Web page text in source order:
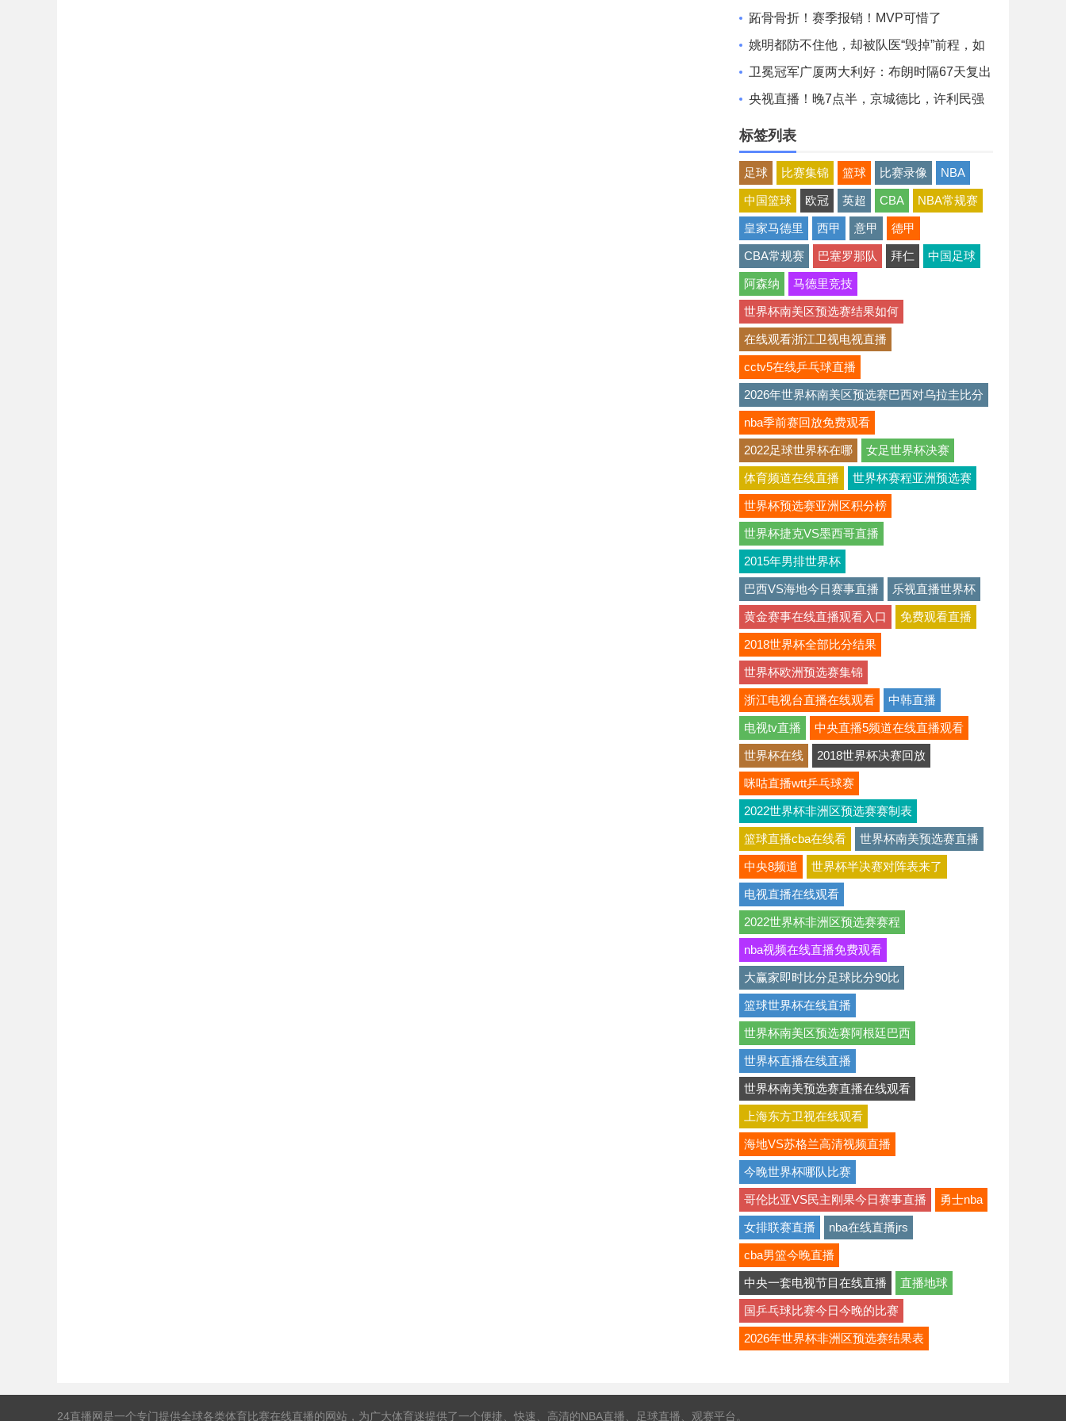
跖骨骨折！赛季报销！MVP可惜了
姚明都防不住他，却被队医“毁掉”前程，如
今46岁靠卖麻辣烫为生
卫冕冠军广厦两大利好：布朗时隔67天复出
接近签前NBA中锋马威
央视直播！晚7点半，京城德比，许利民强
调攻守，张庆鹏豪言亮剑
标签列表
足球 比赛集锦 篮球 比赛录像 NBA
中国篮球 欧冠 英超 CBA NBA常规赛
皇家马德里 西甲 意甲 德甲
CBA常规赛 巴塞罗那队 拜仁 中国足球
阿森纳 马德里竞技
世界杯南美区预选赛结果如何
在线观看浙江卫视电视直播
cctv5在线乒乓球直播
2026年世界杯南美区预选赛巴西对乌拉圭比分
nba季前赛回放免费观看
2022足球世界杯在哪 女足世界杯决赛
体育频道在线直播 世界杯赛程亚洲预选赛
世界杯预选赛亚洲区积分榜
世界杯捷克VS墨西哥直播
2015年男排世界杯
巴西VS海地今日赛事直播 乐视直播世界杯
黄金赛事在线直播观看入口 免费观看直播
2018世界杯全部比分结果
世界杯欧洲预选赛集锦
浙江电视台直播在线观看 中韩直播
电视tv直播 中央直播5频道在线直播观看
世界杯在线 2018世界杯决赛回放
咪咕直播wtt乒乓球赛
2022世界杯非洲区预选赛赛制表
篮球直播cba在线看 世界杯南美预选赛直播
中央8频道 世界杯半决赛对阵表来了
电视直播在线观看
2022世界杯非洲区预选赛赛程
nba视频在线直播免费观看
大赢家即时比分足球比分90比
篮球世界杯在线直播
世界杯南美区预选赛阿根廷巴西
世界杯直播在线直播
世界杯南美预选赛直播在线观看
上海东方卫视在线观看
海地VS苏格兰高清视频直播
今晚世界杯哪队比赛
哥伦比亚VS民主刚果今日赛事直播 勇士nba
女排联赛直播 nba在线直播jrs
cba男篮今晚直播
中央一套电视节目在线直播 直播地球
国乒乓球比赛今日今晚的比赛
2026年世界杯非洲区预选赛结果表
24直播网是一个专门提供全球各类体育比赛在线直播的网站，为广大体育迷提供了一个便捷、快速、高清的NBA直播、足球直播、观赛平台。